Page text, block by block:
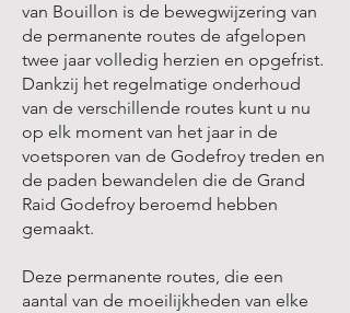
van Bouillon is de bewegwijzering van
de permanente routes de afgelopen
twee jaar volledig herzien en opgefrist.
Dankzij het regelmatige onderhoud
van de verschillende routes kunt u nu
op elk moment van het jaar in de
voetsporen van de Godefroy treden en
de paden bewandelen die de Grand
Raid Godefroy beroemd hebben
gemaakt.
Deze permanente routes, die een
aantal van de moeilijkheden van elke